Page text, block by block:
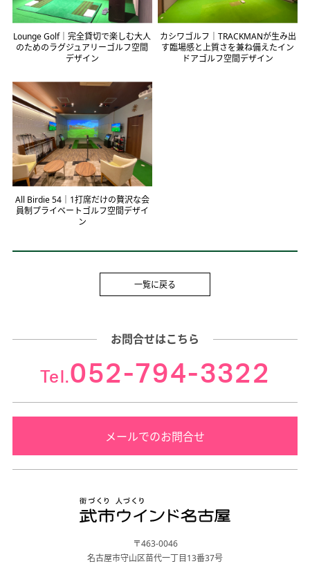
Lounge Golf｜完全貸切で楽しむ大人
のためのラグジュアリーゴルフ空間
デザイン
カシワゴルフ｜TRACKMANが生み出
す臨場感と上質さを兼ね備えたイン
ドアゴルフ空間デザイン
All Birdie 54｜1打席だけの贅沢な会
員制プライベートゴルフ空間デザイ
ン
一覧に戻る
お問合せはこちら
Tel.052-794-3322
メールでのお問合せ
〒463-0046
名古屋市守山区苗代一丁目13番37号